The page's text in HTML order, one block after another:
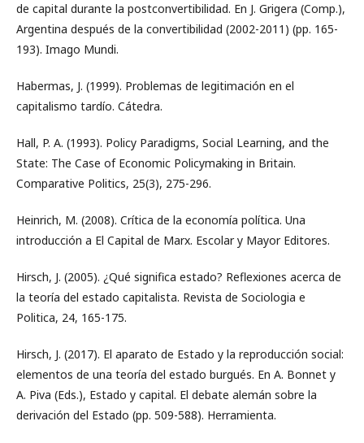
de capital durante la postconvertibilidad. En J. Grigera (Comp.),
Argentina después de la convertibilidad (2002-2011) (pp. 165-
193). Imago Mundi.
Habermas, J. (1999). Problemas de legitimación en el
capitalismo tardío. Cátedra.
Hall, P. A. (1993). Policy Paradigms, Social Learning, and the
State: The Case of Economic Policymaking in Britain.
Comparative Politics, 25(3), 275-296.
Heinrich, M. (2008). Crítica de la economía política. Una
introducción a El Capital de Marx. Escolar y Mayor Editores.
Hirsch, J. (2005). ¿Qué significa estado? Reflexiones acerca de
la teoría del estado capitalista. Revista de Sociologia e
Politica, 24, 165-175.
Hirsch, J. (2017). El aparato de Estado y la reproducción social:
elementos de una teoría del estado burgués. En A. Bonnet y
A. Piva (Eds.), Estado y capital. El debate alemán sobre la
derivación del Estado (pp. 509-588). Herramienta.